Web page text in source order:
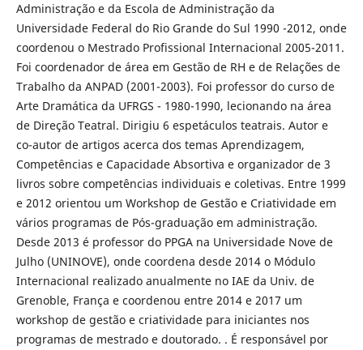
Administração e da Escola de Administração da
Universidade Federal do Rio Grande do Sul 1990 -2012, onde
coordenou o Mestrado Profissional Internacional 2005-2011.
Foi coordenador de área em Gestão de RH e de Relações de
Trabalho da ANPAD (2001-2003). Foi professor do curso de
Arte Dramática da UFRGS - 1980-1990, lecionando na área
de Direção Teatral. Dirigiu 6 espetáculos teatrais. Autor e
co-autor de artigos acerca dos temas Aprendizagem,
Competências e Capacidade Absortiva e organizador de 3
livros sobre competências individuais e coletivas. Entre 1999
e 2012 orientou um Workshop de Gestão e Criatividade em
vários programas de Pós-graduação em administração.
Desde 2013 é professor do PPGA na Universidade Nove de
Julho (UNINOVE), onde coordena desde 2014 o Módulo
Internacional realizado anualmente no IAE da Univ. de
Grenoble, França e coordenou entre 2014 e 2017 um
workshop de gestão e criatividade para iniciantes nos
programas de mestrado e doutorado. . É responsável por